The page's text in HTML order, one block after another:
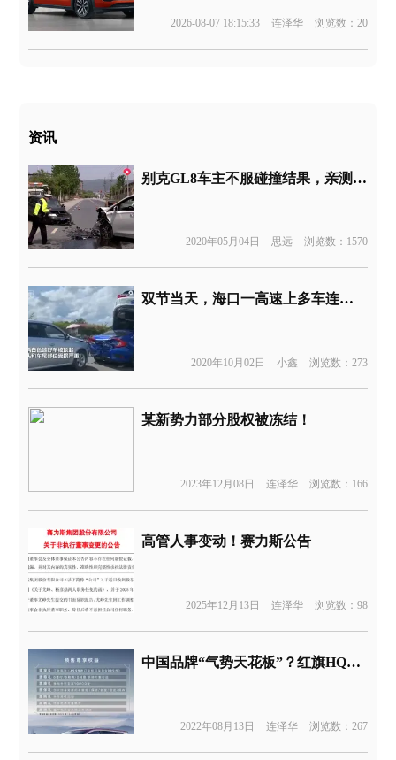
2026-08-07 18:15:33 连泽华 浏览数：20
资讯
别克GL8车主不服碰撞结果，亲测”25%”偏置碰撞？
2020年05月04日 思远 浏览数：1570
双节当天，海口一高速上多车连环追尾
2020年10月02日 小鑫 浏览数：273
某新势力部分股权被冻结！
2023年12月08日 连泽华 浏览数：166
高管人事变动！赛力斯公告
2025年12月13日 连泽华 浏览数：98
中国品牌“气势天花板”？红旗HQ9预售40万元
2022年08月13日 连泽华 浏览数：267